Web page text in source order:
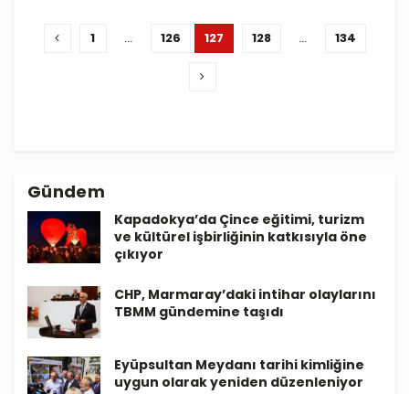
1 … 126 127 128 … 134
Gündem
Kapadokya’da Çince eğitimi, turizm
ve kültürel işbirliğinin katkısıyla öne
çıkıyor
CHP, Marmaray’daki intihar olaylarını
TBMM gündemine taşıdı
Eyüpsultan Meydanı tarihi kimliğine
uygun olarak yeniden düzenleniyor